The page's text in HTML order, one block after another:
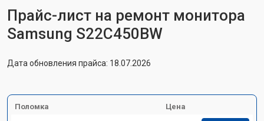
Прайс-лист на ремонт монитора
Samsung S22C450BW
Дата обновления прайса: 18.07.2026
Поломка Цена